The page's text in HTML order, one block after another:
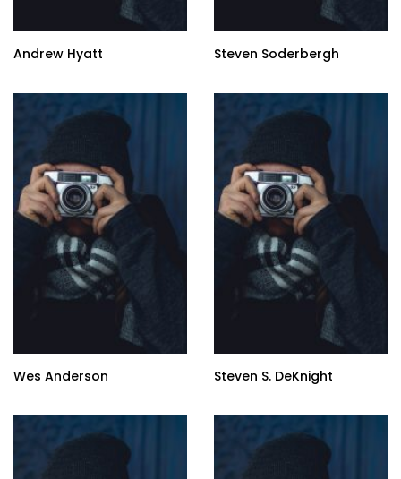
Andrew Hyatt Steven Soderbergh
Wes Anderson Steven S. DeKnight